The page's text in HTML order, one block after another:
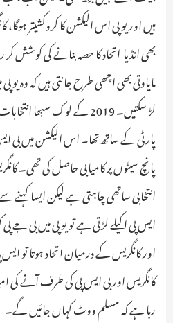
ہیں اور یوپی اس الیکشن کا کروکشیتر
بھی انڈیا اتحاد کا حصہ بنانے کی کوشش
مایاوتی بھی اچھی طرح جانتی ہیں کہ وہ
لڑ سکتیں۔ 2019 کے لوک
پانچ سیٹوں پر کامیابی حاصل کی تھی۔
انتخابی ساتھی چاہتی ہے لیکن ایسا کہنے
ایس پی اکیلے لڑتی ہے تو یوپی میں بی جے پی
اور کانگریس کے درمیان اتحاد ہوتا تو
کانگریس اور بی ایس پی کی طرف آنے کی
رہا ہے کہ مسلم ووٹ کہاں جائیں گے۔